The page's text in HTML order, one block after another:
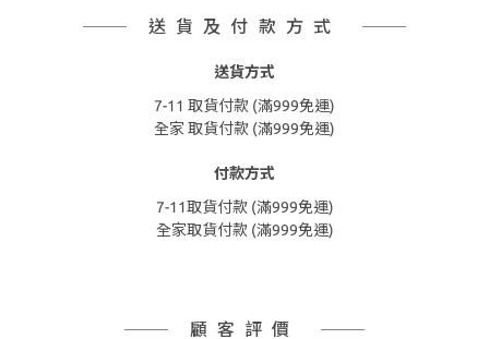
送貨及付款方式
送貨方式
7-11 取貨付款 (滿999免運)
全家 取貨付款 (滿999免運)
付款方式
7-11取貨付款 (滿999免運)
全家取貨付款 (滿999免運)
顧客評價